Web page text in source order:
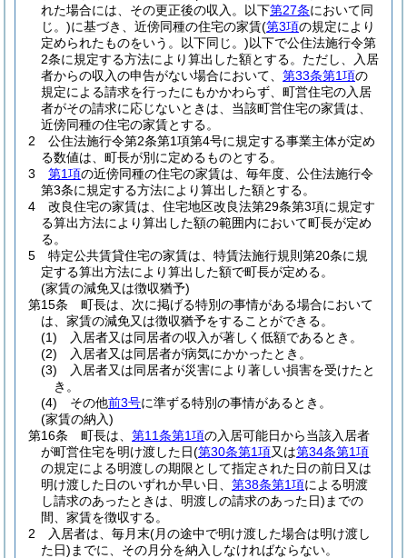
れた場合には、その更正後の収入。以下第27条において同
じ。)に基づき、近傍同種の住宅の家賃(第3項の規定により
定められたものをいう。以下同じ。)以下で公住法施行令第
2条に規定する方法により算出した額とする。 ただし、入居
者からの収入の申告がない場合において、 第33条第1項の
規定による請求を行ったにもかかわらず、町営住宅の入居
者がその請求に応じないときは、当該町営住宅の家賃は、
近傍同種の住宅の家賃とする。
2
公住法施行令第2条第1項第4号に規定する事業主体が定め
る数値は、町長が別に定めるものとする。
3
第1項の近傍同種の住宅の家賃は、毎年度、公住法施行令
第3条に規定する方法により算出した額とする。
4
改良住宅の家賃は、住宅地区改良法第29条第3項に規定す
る算出方法により算出した額の範囲内において町長が定め
る。
5
特定公共賃貸住宅の家賃は、特賃法施行規則第20条に規
定する算出方法により算出した額で町長が定める。
(家賃の減免又は徴収猶予)
第15条
町長は、次に掲げる特別の事情がある場合において
は、家賃の減免又は徴収猶予をすることができる。
(1)
入居者又は同居者の収入が著しく低額であるとき。
(2)
入居者又は同居者が病気にかかったとき。
(3)
入居者又は同居者が災害により著しい損害を受けたと
き。
(4)
その他前3号に準ずる特別の事情があるとき。
(家賃の納入)
第16条
町長は、 第11条第1項の入居可能日から当該入居者
が町営住宅を明け渡した日(第30条第1項又は第34条第1項
の規定による明渡しの期限として指定された日の前日又は
明け渡した日のいずれか早い日、 第38条第1項による明渡
し請求のあったときは、明渡しの請求のあった日) までの
間、家賃を徴収する。
2
入居者は、毎月末(月の途中で明け渡した場合は明け渡し
た日) までに、その月分を納入しなければならない。